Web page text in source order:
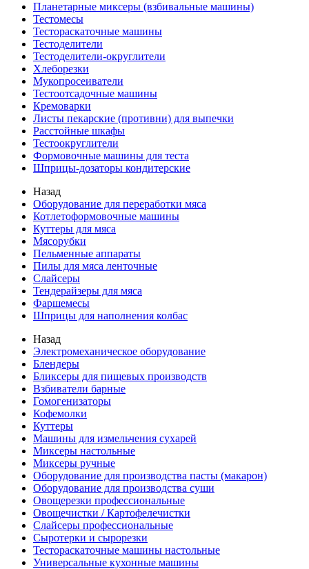
Планетарные миксеры (взбивальные машины)
Тестомесы
Тестораскаточные машины
Тестоделители
Тестоделители-округлители
Хлеборезки
Мукопросеиватели
Тестоотсадочные машины
Кремоварки
Листы пекарские (противни) для выпечки
Расстойные шкафы
Тестоокруглители
Формовочные машины для теста
Шприцы-дозаторы кондитерские
Назад
Оборудование для переработки мяса
Котлетоформовочные машины
Куттеры для мяса
Мясорубки
Пельменные аппараты
Пилы для мяса ленточные
Слайсеры
Тендерайзеры для мяса
Фаршемесы
Шприцы для наполнения колбас
Назад
Электромеханическое оборудование
Блендеры
Бликсеры для пищевых производств
Взбиватели барные
Гомогенизаторы
Кофемолки
Куттеры
Машины для измельчения сухарей
Миксеры настольные
Миксеры ручные
Оборудование для производства пасты (макарон)
Оборудование для производства суши
Овощерезки профессиональные
Овощечистки / Картофелечистки
Слайсеры профессиональные
Сыротерки и сырорезки
Тестораскаточные машины настольные
Универсальные кухонные машины